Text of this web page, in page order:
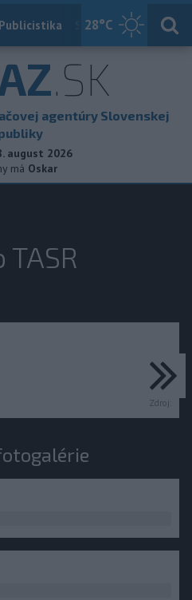
28°C
Publicistika Slovensko
.SK
agentúry Slovenskej
august 2026
má Oskar
TASR
Zdroj: